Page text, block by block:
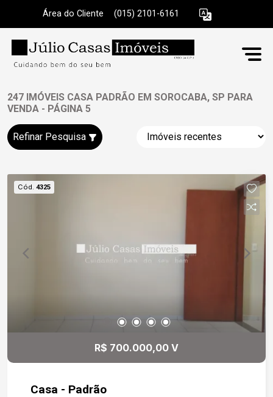
Área do Cliente (015) 2101-6161
247 IMÓVEIS CASA PADRÃO EM SOROCABA, SP PARA
VENDA - PÁGINA 5
Refinar Pesquisa
Cód. 4325
R$ 700.000,00 V
Casa - Padrão